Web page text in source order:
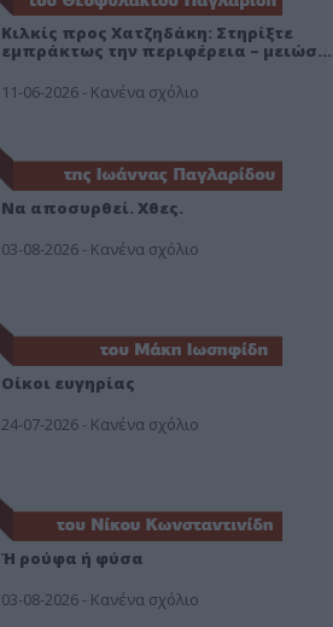
Κιλκίς προς Χατζηδάκη: Στηρίξτε
εμπράκτως την περιφέρεια – μειώσ…
11-06-2026 - Κανένα σχόλιο
Να αποσυρθεί. Χθες.
03-08-2026 - Κανένα σχόλιο
Οίκοι ευγηρίας
24-07-2026 - Κανένα σχόλιο
Ή ρούφα ή φύσα
03-08-2026 - Κανένα σχόλιο